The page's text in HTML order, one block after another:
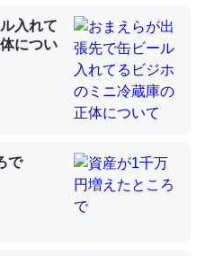
の伏線」は回収されないけ
量。進化すればするほど分
察（１） - conceptualization
。知らんかった。調べたら
入れて
につい
で